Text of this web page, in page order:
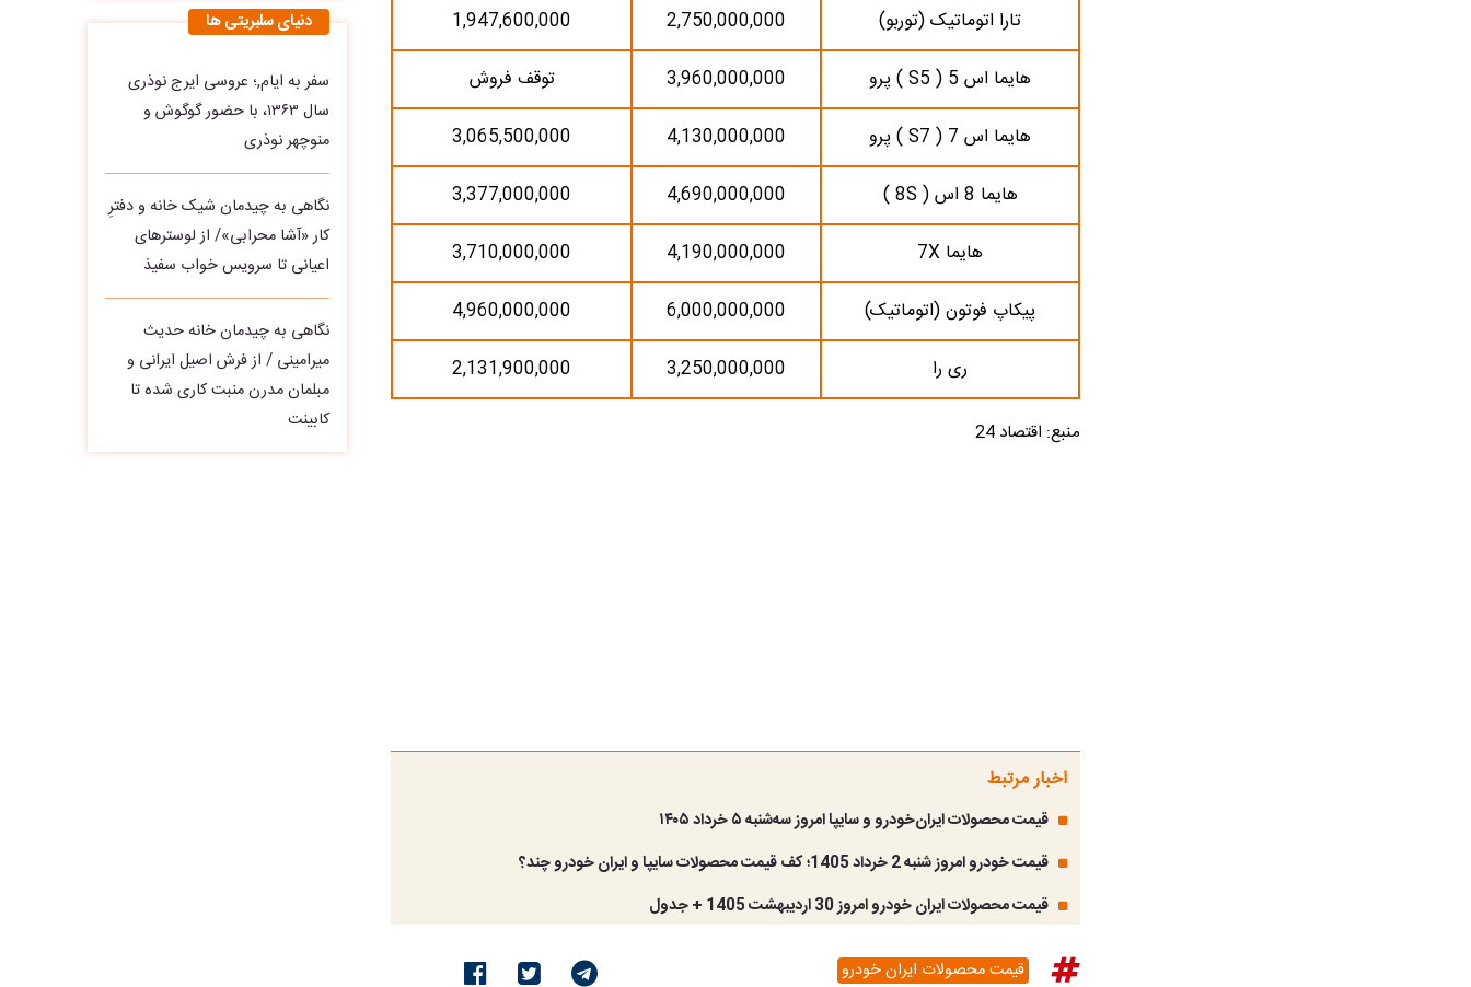
تارا اتوماتیک (توربو)
2,750,000,000
1,947,600,000
هایما اس 5 ( S5 ) پرو
3,960,000,000
توقف فروش
هایما اس 7 ( S7 ) پرو
4,130,000,000
3,065,500,000
هایما 8 اس ( 8S )
4,690,000,000
3,377,000,000
هایما 7X
4,190,000,000
3,710,000,000
پیکاپ فوتون (اتوماتیک)
6,000,000,000
4,960,000,000
ری را
3,250,000,000
2,131,900,000
منبع: اقتصاد 24
اخبار مرتبط
قیمت محصولات ایران‌خودرو و سایپا امروز سه‌شنبه ۵ خرداد ۱۴۰۵
قیمت خودرو امروز شنبه 2 خرداد 1405؛ کف قیمت محصولات سایپا و ایران خودرو چند؟
قیمت محصولات ایران خودرو امروز 30 اردیبهشت 1405 + جدول
قیمت محصولات ایران خودرو
دنیای سلبریتی ها
سفر به ایام,؛ عروسی ایرج نوذری
سال ۱۳۶۳، با حضور گوگوش و
منوچهر نوذری
نگاهی به چیدمان شیک خانه و دفترِ
کار «آشا محرابی»/ از لوسترهای
اعیانی تا سرویس خواب سفیذ
نگاهی به چیدمان خانه حدیث
میرامینی / از فرش اصیل ایرانی و
مبلمان مدرن منبت‌ کاری‌ شده تا
کابینت